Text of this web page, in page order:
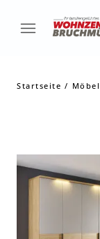
Startseite Möbel